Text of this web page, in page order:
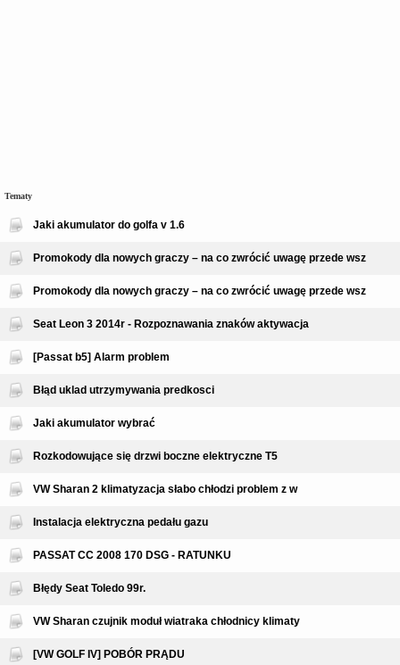
Tematy
Jaki akumulator do golfa v 1.6
Promokody dla nowych graczy – na co zwrócić uwagę przede wsz
Promokody dla nowych graczy – na co zwrócić uwagę przede wsz
Seat Leon 3 2014r - Rozpoznawania znaków aktywacja
[Passat b5] Alarm problem
Błąd uklad utrzymywania predkosci
Jaki akumulator wybrać
Rozkodowujące się drzwi boczne elektryczne T5
VW Sharan 2 klimatyzacja słabo chłodzi problem z w
Instalacja elektryczna pedału gazu
PASSAT CC 2008 170 DSG - RATUNKU
Błędy Seat Toledo 99r.
VW Sharan czujnik moduł wiatraka chłodnicy klimaty
[VW GOLF IV] POBÓR PRĄDU